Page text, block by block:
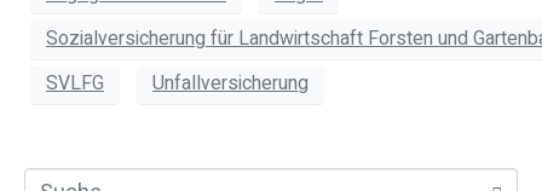
Sozialversicherung für Landwirtschaft Forsten und
SVLFG
Unfallversicherung